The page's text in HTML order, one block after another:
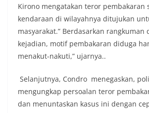
Kirono mengatakan teror pembakaran
kendaraan di wilayahnya ditujukan
masyarakat.” Berdasarkan rangkuman
kejadian, motif pembakaran diduga
menakut-nakuti,” ujarnya..
Selanjutnya, Condro menegaskan,
mengungkap persoalan teror
dan menuntaskan kasus ini dengan